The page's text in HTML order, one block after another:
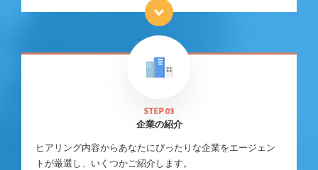
企業の紹介
ヒアリング内容からあなたにぴったりな企業をエージェン
トが厳選し、いくつかご紹介します。